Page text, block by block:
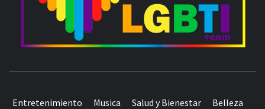
Entretenimiento Musica Salud y Bienestar Belleza